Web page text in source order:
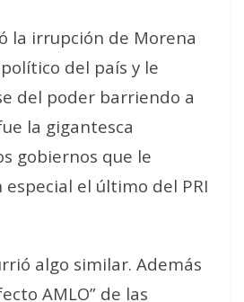
la irrupción de Morena
del país y le
del poder barriendo a
la gigantesca
gobiernos que le
el último del PRI
algo similar. Además
AMLO” de las